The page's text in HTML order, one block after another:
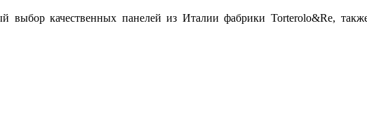
выбор качественных панелей из Италии фабрики Torterolo&Re,